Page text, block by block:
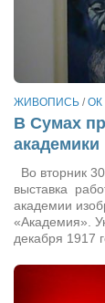
ЖИВОПИСЬ /ОК
В Сумах
академики
Во вторник
выставка
академии
«Академия».
декабря 1917